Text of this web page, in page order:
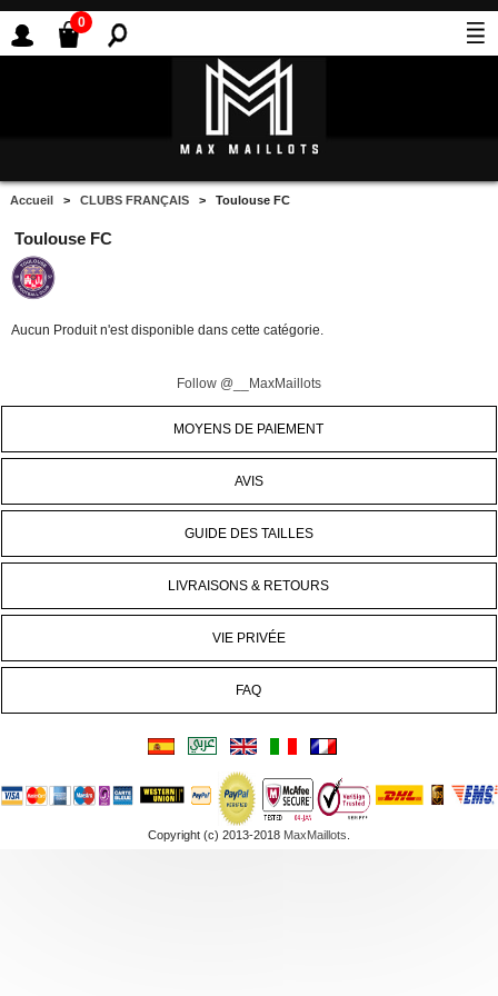
0
Accueil >CLUBS FRANÇAIS > Toulouse FC
Toulouse FC
Aucun Produit n'est disponible dans cette catégorie.
Follow @__MaxMaillots
MOYENS DE PAIEMENT
AVIS
GUIDE DES TAILLES
LIVRAISONS & RETOURS
VIE PRIVÉE
FAQ
Copyright (c) 2013-2018 MaxMaillots